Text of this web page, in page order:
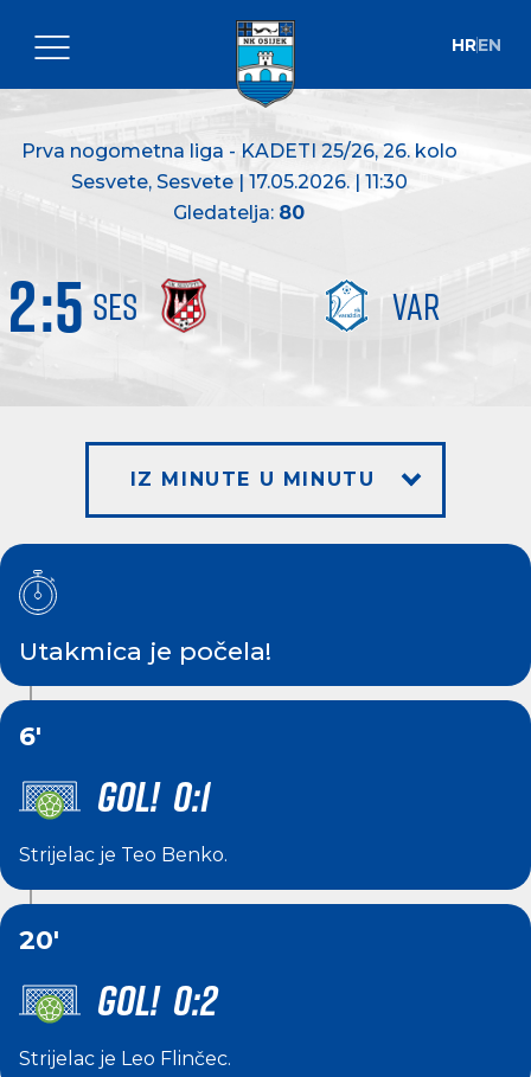
HREN
Prva nogometna liga - KADETI 25/26, 26. kolo
Sesvete, Sesvete | 17.05.2026. | 11:30
Gledatelja: 80
SES VAR
2:5
IZ MINUTE U MINUTU
Utakmica je počela!
6'
GOL! 0:1
Strijelac je Teo Benko.
20'
GOL! 0:2
Strijelac je Leo Flinčec.